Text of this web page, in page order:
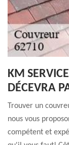
KM
DÉCEVRA
Trouver un
nous vous
compétent et